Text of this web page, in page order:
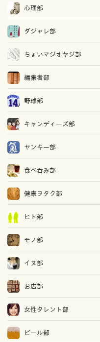
心理部
ダジャレ部
ちょいマジオヤジ部
編集者部
野球部
キャンディーズ部
ヤンキー部
食べ吞み部
健康ヲタク部
ヒト部
モノ部
イヌ部
お店部
女性タレント部
ビール部